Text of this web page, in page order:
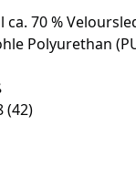
70 %
Poly­urethan
(42)